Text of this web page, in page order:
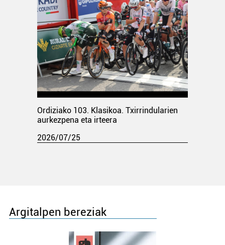
Ordiziako 103. Klasikoa. Txirrindularien
aurkezpena eta irteera
2026/07/25
Argitalpen bereziak